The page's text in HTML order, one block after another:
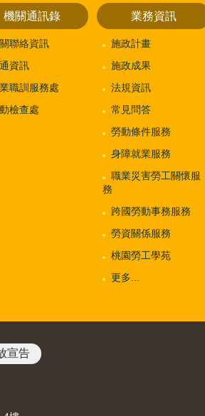
機關通訊錄
聯絡資訊
資訊
職訓服務處
檢查處
業務資訊
施政計畫
施政成果
法規資訊
常見問答
勞動條件服務
身障就業服務
職業災害勞工關懷服
務
跨國勞動事務服務
勞資關係服務
桃園勞工學苑
更多...
宣告